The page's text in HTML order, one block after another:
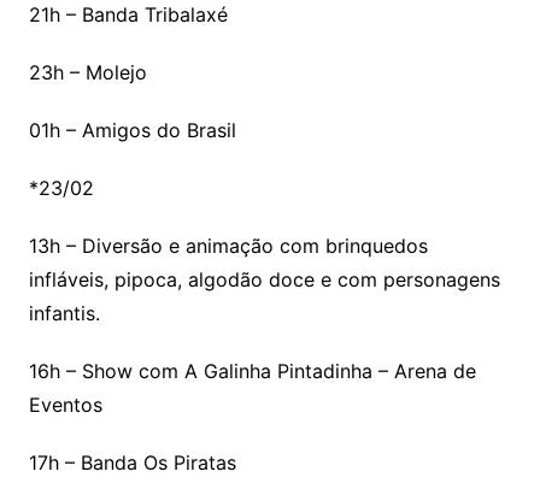
21h – Banda Tribalaxé
23h – Molejo
01h – Amigos do Brasil
*23/02
13h – Diversão e animação com brinquedos
infláveis, pipoca, algodão doce e com personagens
infantis.
16h – Show com A Galinha Pintadinha – Arena de
Eventos
17h – Banda Os Piratas